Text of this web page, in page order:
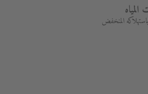
المنخفض